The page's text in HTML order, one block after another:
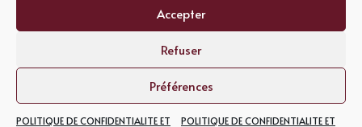
Accepter
Refuser
Préférences
POLITIQUE DE CONFIDENTIALITE ET POLITIQUE DE CONFIDENTIALITE ET
MENTIONS LEGALES
POLITIQUE DE CONFIDENTIALITE